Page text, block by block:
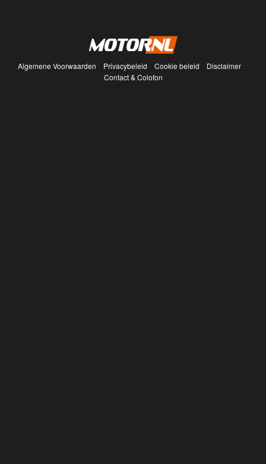
Algemene Voorwaarden Privacybeleid Cookie beleid
Disclaimer
Contact & Colofon